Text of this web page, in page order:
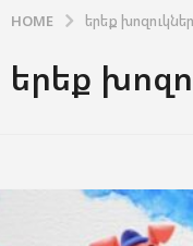
HOME երեք
երեք